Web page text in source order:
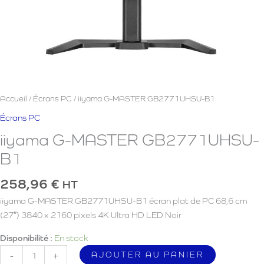
Accueil / Écrans PC / iiyama G-MASTER GB2771UHSU-B1
Écrans PC
iiyama G-MASTER GB2771UHSU-
B1
258,96 € HT
iiyama G-MASTER GB2771UHSU-B1 écran plat de PC 68,6 cm
(27″) 3840 x 2160 pixels 4K Ultra HD LED Noir
Disponibilité : En stock
-
quantité
+ AJOUTER AU PANIER